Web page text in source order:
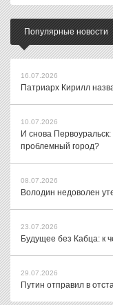
Популярные новости
16.07.2026
Патриарх Кирилл
10.07.2026
И снова
проблемный город?
08.07.2026
Володин недоволен
23.07.2026
Будущее без Кабца: к
29.07.2026
Путин отправил в